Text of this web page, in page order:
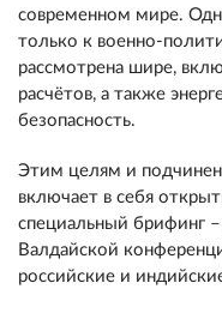
современном мире.
только к военно-
рассмотрена шире,
расчётов, а также
безопасность.
Этим целям и
включает в себя
специальный брифинг
Валдайской
российские и